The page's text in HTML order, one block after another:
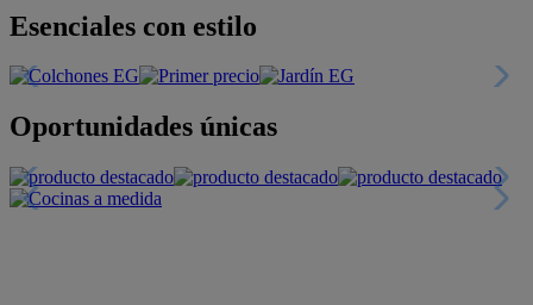
Esenciales con estilo
Oportunidades únicas